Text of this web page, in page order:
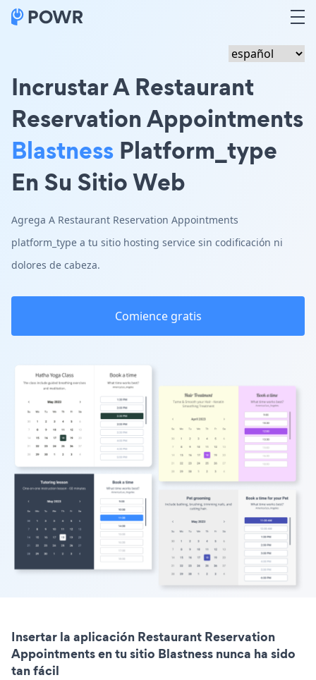
Incrustar A Restaurant
Reservation Appointments
Blastness Platform_type
En Su Sitio Web
Agrega A Restaurant Reservation Appointments
platform_type a tu sitio hosting service sin codificación ni
dolores de cabeza.
Comience gratis
Insertar la aplicación Restaurant Reservation
Appointments en tu sitio Blastness nunca ha sido
tan fácil